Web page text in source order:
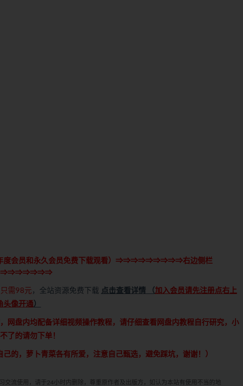
度会员和永久会员免费下载观看）⇒⇒⇒⇒⇒⇒⇒⇒⇒右边侧栏
需98元 ，全站资源免费下载 点击查看详情（加入会员请先注册点右上
头像开通）
网盘内均配备详细视频操作教程，请仔细查看网盘内教程自行研究，小
了的请勿下单！
的，萝卜青菜各有所爱，注意自己甄选，避免踩坑，谢谢！）
交流使用，请于24小时内删除，尊重原作者及出版方，如认为本站有使用不当的地